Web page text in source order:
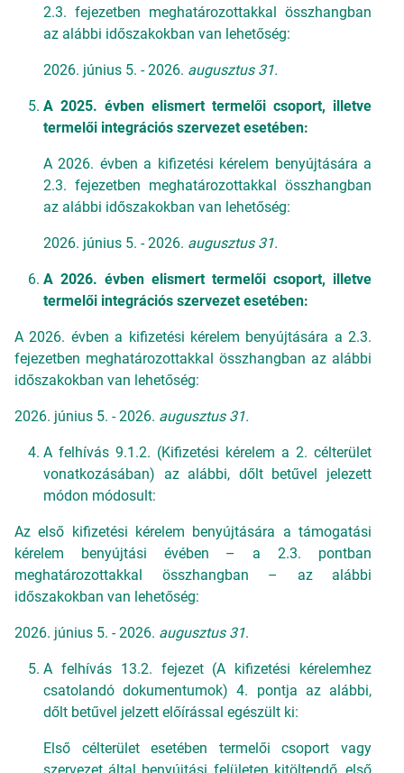
2.3. fejezetben meghatározottakkal összhangban
az alábbi időszakokban van lehetőség:
2026. június 5. - 2026. augusztus 31.
A 2025. évben elismert termelői csoport, illetve
termelői integrációs szervezet esetében:
A 2026. évben a kifizetési kérelem benyújtására a
2.3. fejezetben meghatározottakkal összhangban
az alábbi időszakokban van lehetőség:
2026. június 5. - 2026. augusztus 31.
A 2026. évben elismert termelői csoport, illetve
termelői integrációs szervezet esetében:
A 2026. évben a kifizetési kérelem benyújtására a 2.3.
fejezetben meghatározottakkal összhangban az alábbi
időszakokban van lehetőség:
2026. június 5. - 2026. augusztus 31.
A felhívás 9.1.2. (Kifizetési kérelem a 2. célterület
vonatkozásában) az alábbi, dőlt betűvel jelezett
módon módosult:
Az első kifizetési kérelem benyújtására a támogatási
kérelem benyújtási évében – a 2.3. pontban
meghatározottakkal összhangban – az alábbi
időszakokban van lehetőség:
2026. június 5. - 2026. augusztus 31.
A felhívás 13.2. fejezet (A kifizetési kérelemhez
csatolandó dokumentumok) 4. pontja az alábbi,
dőlt betűvel jelzett előírással egészült ki:
Első célterület esetében termelői csoport vagy